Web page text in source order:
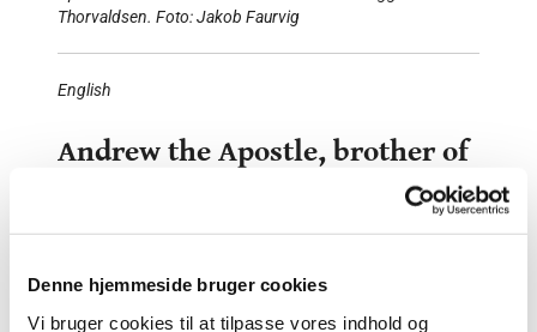
Denne hjemmeside bruger cookies
Vi bruger cookies til at tilpasse vores indhold og
Thorvaldsen. Foto: Jakob Faurvig
English
Andrew the Apostle, brother of
which alludes to his martyrdom. He was crucified in
Greece. The cross can be a seen as an allusion to the